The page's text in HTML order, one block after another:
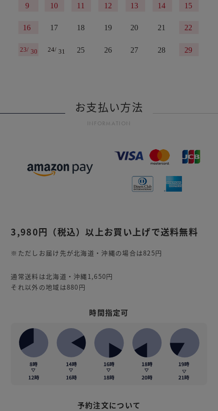
お支払い方法
INFORMATION
3,980円 （税込）以上お買い上げで送料無料
※ただしお届け先が北海道・沖縄の場合は825円
通常送料は北海道・沖縄1,650円
それ以外の地域は880円
時間指定可
予約注文について